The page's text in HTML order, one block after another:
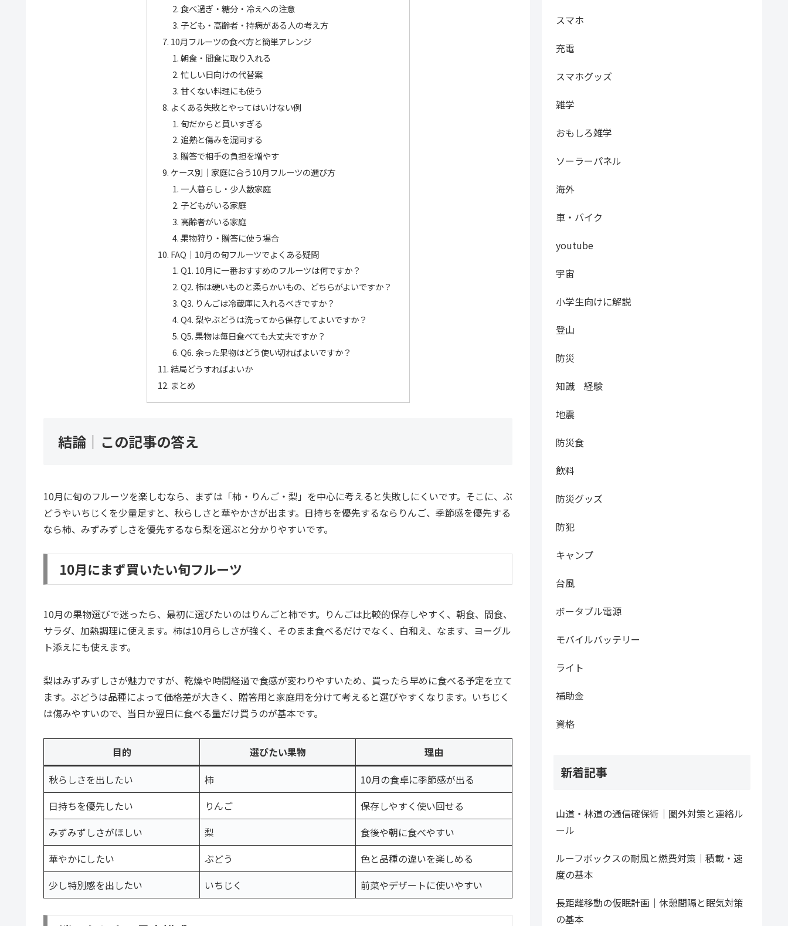
食べ過ぎ・糖分・冷えへの注意
子ども・高齢者・持病がある人の考え方
10月フルーツの食べ方と簡単アレンジ
朝食・間食に取り入れる
忙しい日向けの代替案
甘くない料理にも使う
よくある失敗とやってはいけない例
旬だからと買いすぎる
追熟と傷みを混同する
贈答で相手の負担を増やす
ケース別｜家庭に合う10月フルーツの選び方
一人暮らし・少人数家庭
子どもがいる家庭
高齢者がいる家庭
果物狩り・贈答に使う場合
FAQ｜10月の旬フルーツでよくある疑問
Q1. 10月に一番おすすめのフルーツは何ですか？
Q2. 柿は硬いものと柔らかいもの、どちらがよいですか？
Q3. りんごは冷蔵庫に入れるべきですか？
Q4. 梨やぶどうは洗ってから保存してよいですか？
Q5. 果物は毎日食べても大丈夫ですか？
Q6. 余った果物はどう使い切ればよいですか？
結局どうすればよいか
まとめ
結論｜この記事の答え
10月に旬のフルーツを楽しむなら、まずは「柿・りんご・梨」を中心に考えると失敗しにくいです。そこに、ぶ
どうやいちじくを少量足すと、秋らしさと華やかさが出ます。日持ちを優先するならりんご、季節感を優先する
なら柿、みずみずしさを優先するなら梨を選ぶと分かりやすいです。
10月にまず買いたい旬フルーツ
10月の果物選びで迷ったら、最初に選びたいのはりんごと柿です。りんごは比較的保存しやすく、朝食、間食、
サラダ、加熱調理に使えます。柿は10月らしさが強く、そのまま食べるだけでなく、白和え、なます、ヨーグル
ト添えにも使えます。
梨はみずみずしさが魅力ですが、乾燥や時間経過で食感が変わりやすいため、買ったら早めに食べる予定を立て
ます。ぶどうは品種によって価格差が大きく、贈答用と家庭用を分けて考えると選びやすくなります。いちじく
は傷みやすいので、当日か翌日に食べる量だけ買うのが基本です。
目的 選びたい果物
理由
秋らしさを出したい
柿
10月の食卓に季節感が出る
日持ちを優先したい
りんご
保存しやすく使い回せる
みずみずしさがほしい
梨
食後や朝に食べやすい
華やかにしたい
ぶどう
色と品種の違いを楽しめる
少し特別感を出したい
いちじく 前菜やデザートに使いやすい
スマホ
充電
スマホグッズ
雑学
おもしろ雑学
ソーラーパネル
海外
車・バイク
youtube
宇宙
小学生向けに解説
登山
防災
知識 経験
地震
防災食
飲料
防災グッズ
防犯
キャンプ
台風
ボータブル電源
モバイルバッテリー
ライト
補助金
資格
新着記事
山道・林道の通信確保術｜圏外対策と連絡ル
ール
ルーフボックスの耐風と燃費対策｜積載・速
度の基本
長距離移動の仮眠計画｜休憩間隔と眠気対策
の基本